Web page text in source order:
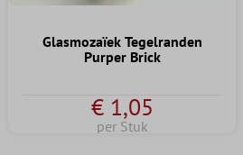
Glasmozaïek Tegelranden
Purper Brick
€ 1,05
per Stuk